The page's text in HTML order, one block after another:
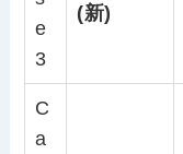
e
3
(新)
C
a